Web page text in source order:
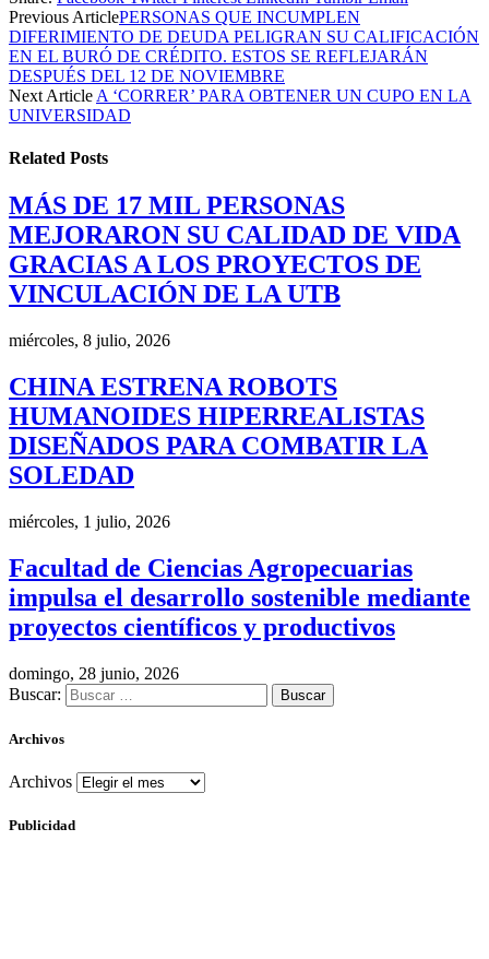
Previous ArticlePERSONAS QUE INCUMPLEN
DIFERIMIENTO DE DEUDA PELIGRAN SU CALIFICACIÓN
EN EL BURÓ DE CRÉDITO. ESTOS SE REFLEJARÁN
DESPUÉS DEL 12 DE NOVIEMBRE
Next Article A ‘CORRER’ PARA OBTENER UN CUPO EN LA
UNIVERSIDAD
Related Posts
MÁS DE 17 MIL PERSONAS
MEJORARON SU CALIDAD DE VIDA
GRACIAS A LOS PROYECTOS DE
VINCULACIÓN DE LA UTB
miércoles, 8 julio, 2026
CHINA ESTRENA ROBOTS
HUMANOIDES HIPERREALISTAS
DISEÑADOS PARA COMBATIR LA
SOLEDAD
miércoles, 1 julio, 2026
Facultad de Ciencias Agropecuarias
impulsa el desarrollo sostenible mediante
proyectos científicos y productivos
domingo, 28 junio, 2026
Buscar:
Archivos
Archivos
Publicidad